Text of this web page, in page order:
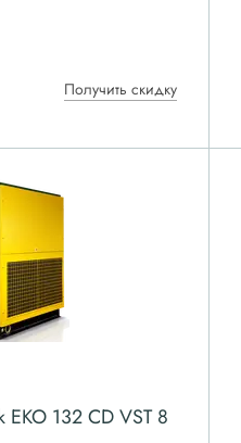
Получить скидку
EKO 132 CD VST 8